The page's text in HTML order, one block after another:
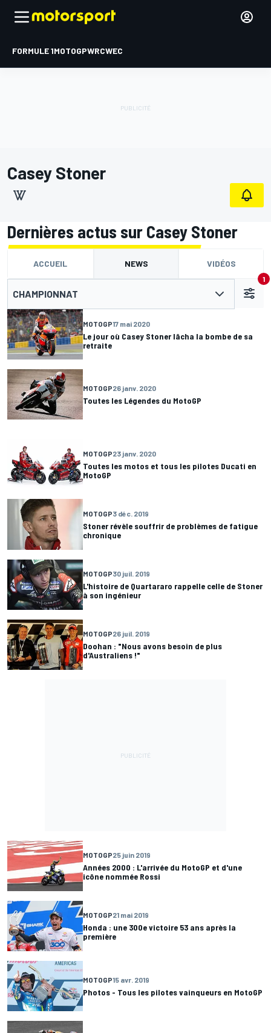
FORMULE 1MOTOGPWRCWEC
Casey Stoner
Dernières actus sur Casey Stoner
ACCUEIL NEWS VIDÉOS
CHAMPIONNAT
1
MOTOGP17 mai 2020
Le jour où Casey Stoner lâcha la bombe de sa
retraite
MOTOGP26 janv. 2020
Toutes les Légendes du MotoGP
MOTOGP23 janv. 2020
Toutes les motos et tous les pilotes Ducati en
MotoGP
MOTOGP3 déc. 2019
Stoner révèle souffrir de problèmes de fatigue
chronique
MOTOGP30 juil. 2019
L'histoire de Quartararo rappelle celle de Stoner
à son ingénieur
MOTOGP26 juil. 2019
Doohan : "Nous avons besoin de plus
d'Australiens !"
MOTOGP25 juin 2019
Années 2000 : L'arrivée du MotoGP et d'une
icône nommée Rossi
MOTOGP21 mai 2019
Honda : une 300e victoire 53 ans après la
première
MOTOGP15 avr. 2019
Photos - Tous les pilotes vainqueurs en MotoGP